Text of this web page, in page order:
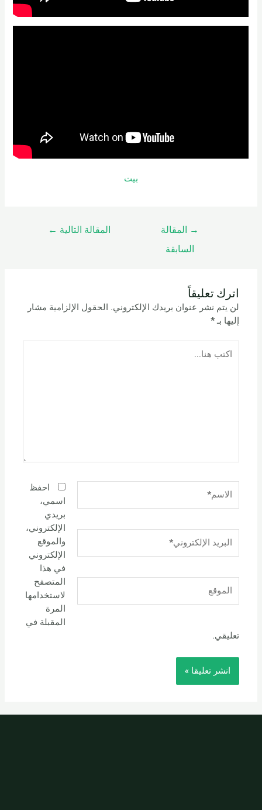
بيت
→
المقالة
السابقة
المقالة التالية ←
اترك تعليقاً
لن يتم نشر عنوان بريدك الإلكتروني. الحقول الإلزامية مشار
إليها بـ*
هنا...
الإلكتروني*
احفظ
اسمي،
بريدي
الإلكتروني،
والموقع
الإلكتروني
في هذا
المتصفح
لاستخدامها
المرة
المقبلة في
تعليقي.